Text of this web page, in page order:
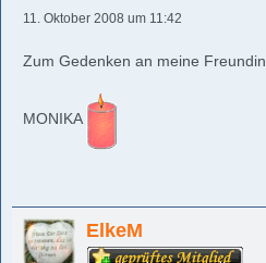
11. Oktober 2008 um 11:42
Zum Gedenken an meine Freundin
MONIKA
ElkeM